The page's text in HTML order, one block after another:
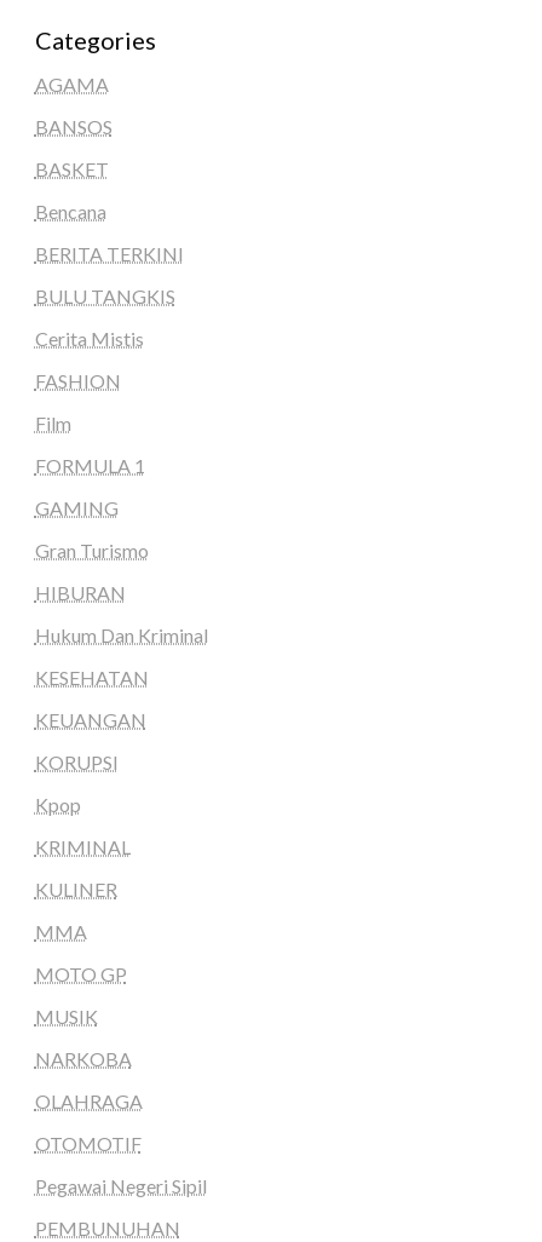
Categories
AGAMA
BANSOS
BASKET
Bencana
BERITA TERKINI
BULU TANGKIS
Cerita Mistis
FASHION
Film
FORMULA 1
GAMING
Gran Turismo
HIBURAN
Hukum Dan Kriminal
KESEHATAN
KEUANGAN
KORUPSI
Kpop
KRIMINAL
KULINER
MMA
MOTO GP
MUSIK
NARKOBA
OLAHRAGA
OTOMOTIF
Pegawai Negeri Sipil
PEMBUNUHAN